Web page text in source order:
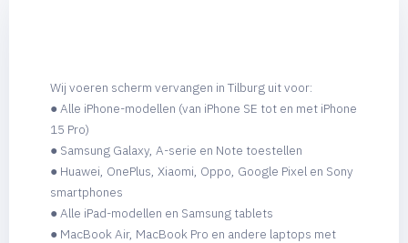
Wij voeren scherm vervangen in Tilburg uit voor:
● Alle iPhone-modellen (van iPhone SE tot en met iPhone
15 Pro)
● Samsung Galaxy, A-serie en Note toestellen
● Huawei, OnePlus, Xiaomi, Oppo, Google Pixel en Sony
smartphones
● Alle iPad-modellen en Samsung tablets
● MacBook Air, MacBook Pro en andere laptops met